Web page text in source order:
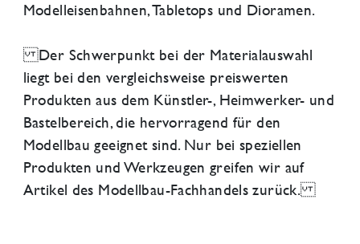
Modelleisenbahnen, Tabletops und Dioramen.
Der Schwerpunkt bei der Materialauswahl
liegt bei den vergleichsweise preiswerten
Produkten aus dem Künstler-, Heimwerker- und
Bastelbereich, die hervorragend für den
Modellbau geeignet sind. Nur bei speziellen
Produkten und Werkzeugen greifen wir auf
Artikel des Modellbau-Fachhandels zurück.